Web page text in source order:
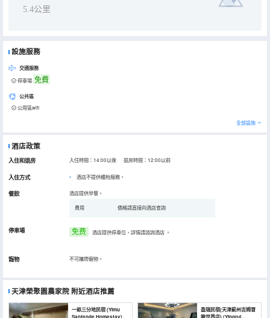
5.4公里
設施服務
交通服務
停車場 免費
公共區
公用區wifi
全部設施
酒店政策
入住和退房 入住時間：14:00以後 退房時間：12:00以前
入住方式 酒店不提供櫃枱服務。
餐飲 酒店提供早餐。
費用 價格請直接向酒店查詢
停車場 免费 酒店提供停車位，詳情請諮詢酒店 。
寵物 不可攜帶寵物。
天津榮聚園農家院 附近酒店推薦
一畝三分地民宿 (Yimu
盈瑞民宿(天津薊州吉姆冒